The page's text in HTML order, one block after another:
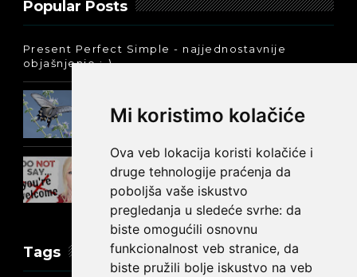
Mi koristimo kolačiće
Ova veb lokacija koristi kolačiće i
druge tehnologije praćenja da
poboljša vaše iskustvo
pregledanja u sledeće svrhe: da
biste omogućili osnovnu
funkcionalnost veb stranice, da
biste pružili bolje iskustvo na veb
Popular Posts
Present Perfect Simple - najjednostavnije
objašnjenje :-)
engleskom: was ili were
Kako reći NEMA NA ČEMU na
engleskom?
Tags